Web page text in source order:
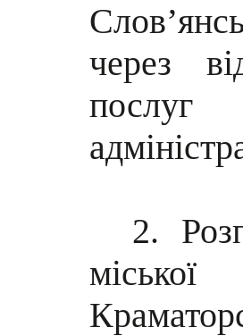
через
послуг
2.
міської